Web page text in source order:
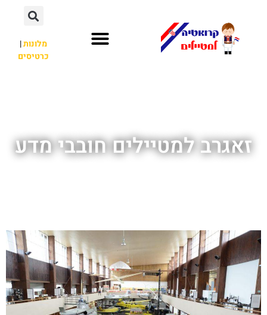
מלונות|
כרטיסים
זאגרב למטיילים חובבי מדע